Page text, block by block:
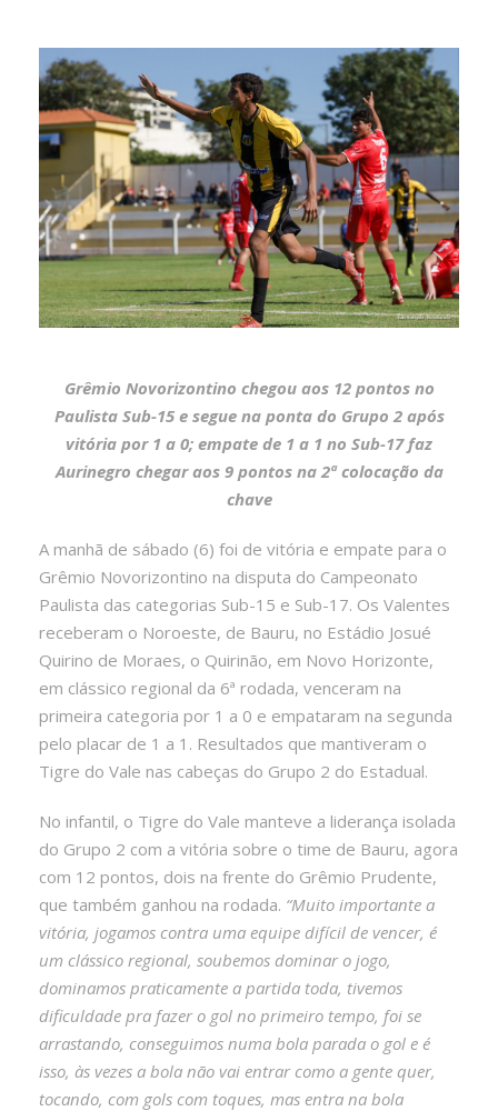
Grêmio Novorizontino chegou aos 12 pontos no
Paulista Sub-15 e segue na ponta do Grupo 2 após
vitória por 1 a 0; empate de 1 a 1 no Sub-17 faz
Aurinegro chegar aos 9 pontos na 2ª colocação da
chave
A manhã de sábado (6) foi de vitória e empate para o
Grêmio Novorizontino na disputa do Campeonato
Paulista das categorias Sub-15 e Sub-17. Os Valentes
receberam o Noroeste, de Bauru, no Estádio Josué
Quirino de Moraes, o Quirinão, em Novo Horizonte,
em clássico regional da 6ª rodada, venceram na
primeira categoria por 1 a 0 e empataram na segunda
pelo placar de 1 a 1. Resultados que mantiveram o
Tigre do Vale nas cabeças do Grupo 2 do Estadual.
No infantil, o Tigre do Vale manteve a liderança isolada
do Grupo 2 com a vitória sobre o time de Bauru, agora
com 12 pontos, dois na frente do Grêmio Prudente,
que também ganhou na rodada. “Muito importante a
vitória, jogamos contra uma equipe difícil de vencer, é
um clássico regional, soubemos dominar o jogo,
dominamos praticamente a partida toda, tivemos
dificuldade pra fazer o gol no primeiro tempo, foi se
arrastando, conseguimos numa bola parada o gol e é
isso, às vezes a bola não vai entrar como a gente quer,
tocando, com gols com toques, mas entra na bola